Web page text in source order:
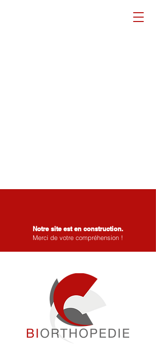
Notre site est en construction.
Merci de votre compréhension !